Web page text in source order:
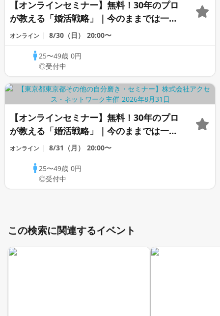
【オンラインセミナー】無料！30年のプロ
が教える「婚活戦略」｜今のままでは一生
変わらないと感じる男性へ
オンライン 8/30（日） 20:00〜
25〜49歳0円
◎受付中
【オンラインセミナー】無料！30年のプロ
が教える「婚活戦略」｜今のままでは一生
変わらないと感じる男性へ
オンライン 8/31（月） 20:00〜
25〜49歳0円
◎受付中
この検索に関連するイベント